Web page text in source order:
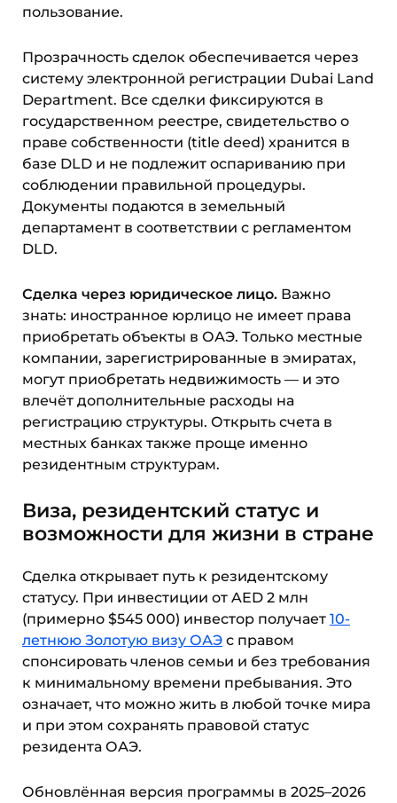
пользование.
Прозрачность сделок обеспечивается через
систему электронной регистрации Dubai Land
Department. Все сделки фиксируются в
государственном реестре, свидетельство о
праве собственности (title deed) хранится в
базе DLD и не подлежит оспариванию при
соблюдении правильной процедуры.
Документы подаются в земельный
департамент в соответствии с регламентом
DLD.
Сделка через юридическое лицо. Важно
знать: иностранное юрлицо не имеет права
приобретать объекты в ОАЭ. Только местные
компании, зарегистрированные в эмиратах,
могут приобретать недвижимость — и это
влечёт дополнительные расходы на
регистрацию структуры. Открыть счета в
местных банках также проще именно
резидентным структурам.
Виза, резидентский статус и
возможности для жизни в стране
Сделка открывает путь к резидентскому
статусу. При инвестиции от AED 2 млн
(примерно $545 000) инвестор получает 10-
летнюю Золотую визу ОАЭ с правом
спонсировать членов семьи и без требования
к минимальному времени пребывания. Это
означает, что можно жить в любой точке мира
и при этом сохранять правовой статус
резидента ОАЭ.
Обновлённая версия программы в 2025–2026